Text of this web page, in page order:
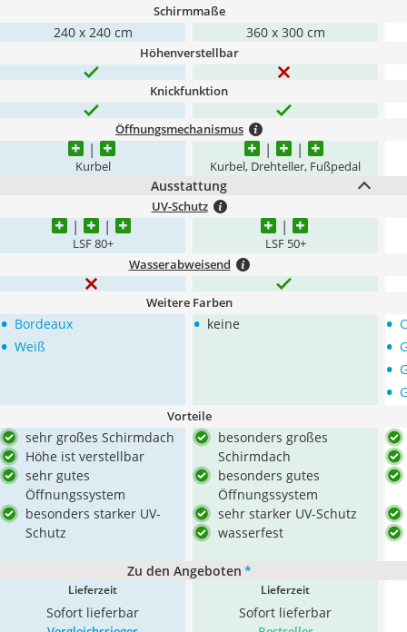
Schirmmaße
240 x 240 cm 360 x 300 cm
Höhenverstellbar
Knickfunktion
Öffnungsmechanismus
Kurbel Kurbel, Drehteller, Fußpedal
Ausstattung
UV-Schutz
LSF 80+ LSF 50+
Wasserabweisend
Weitere Farben
• Bordeaux
• Weiß
• keine •
•
•
•
Vorteile
sehr großes Schirmdach
Höhe ist verstellbar
sehr gutes
Öffnungssystem
besonders starker UV-
Schutz
besonders großes
Schirmdach
besonders gutes
Öffnungssystem
sehr starker UV-Schutz
wasserfest
Zu den Angeboten *
Lieferzeit
Sofort lieferbar
Lieferzeit
Sofort lieferbar